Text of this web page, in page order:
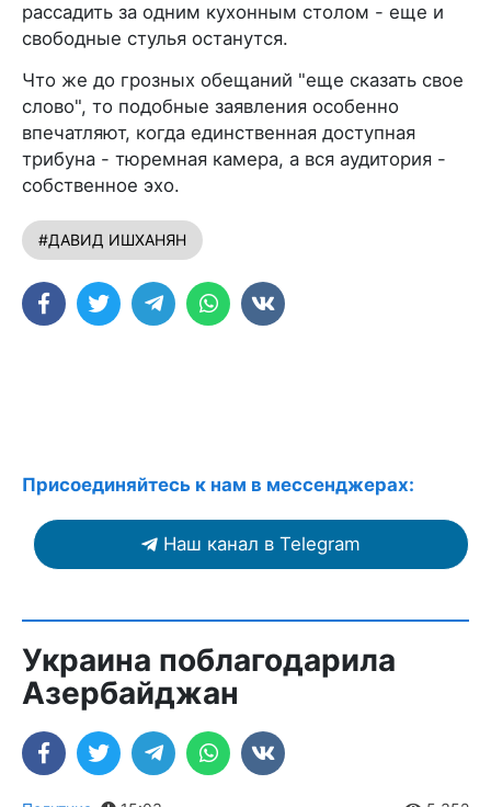
рассадить за одним кухонным столом - еще и
свободные стулья останутся.
Что же до грозных обещаний "еще сказать свое
слово", то подобные заявления особенно
впечатляют, когда единственная доступная
трибуна - тюремная камера, а вся аудитория -
собственное эхо.
#ДАВИД ИШХАНЯН
Присоединяйтесь к нам в мессенджерах:
Наш канал в Telegram
Украина поблагодарила
Азербайджан